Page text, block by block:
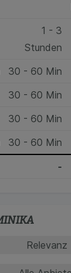
1 - 3
Stunden
30 - 60 Min
30 - 60 Min
30 - 60 Min
30 - 60 Min
-